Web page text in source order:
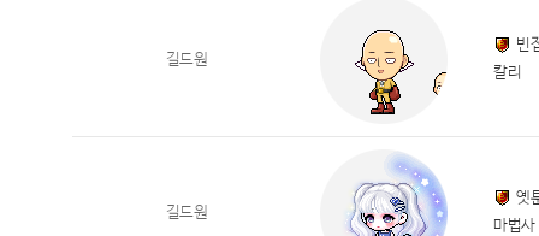
길드원
빈
칼리
길드원
옛
마법사